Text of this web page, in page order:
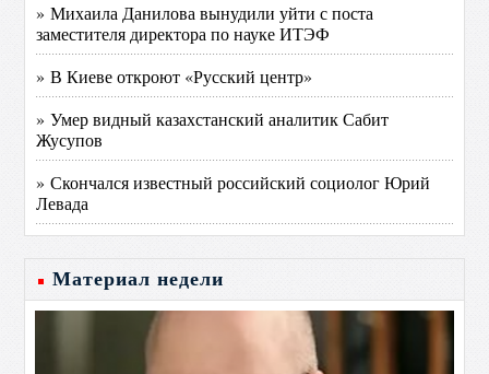
» Михаила Данилова вынудили уйти с поста
заместителя директора по науке ИТЭФ
» В Киеве откроют «Русский центр»
» Умер видный казахстанский аналитик Сабит
Жусупов
» Скончался известный российский социолог Юрий
Левада
Материал недели